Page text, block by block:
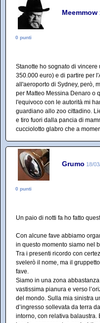
Meemmow
0 punti
Stanotte ho sognato di
350.000 euro) e di partire per
all'aeroporto di Sydney, però,
per Matteo Messina Denaro o
l'equivoco con le autorità mi
guardiano allo zoo cittadino.
e tiro fuori dalla pancia di
cucciolotto glabro che a
Grumo 18/
0 punti
Un paio di notti fa ho fatto
Con alcune fave abbiamo
in questo momento siamo nel
Tra i presenti ricordo con
svelerò il nome, ma il
fave.
Siamo in una zona
vastissima pianura e verso
del mondo. Sulla mia sinistra
d’ingresso sollevata da terra
intorno, con relativa balaustra.